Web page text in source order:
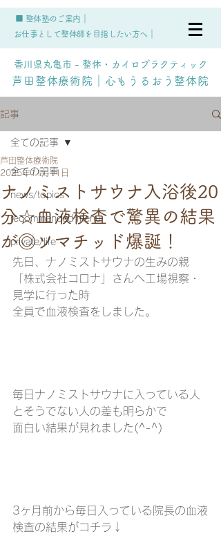
■ 整体塾のご案内｜
お仕事として整体師を目指したい方へ｜
香川県丸亀市 - 整体・カイロプラクティック
芦田整体療術院｜心もうるおう整体院
記事
全ての記事
news/topics
recommended menu
private/life
全ての記事
ナノミストサウナ入浴後20
分☆血液検査で驚異の結果
が◎ソマチッド爆誕！
芦田整体療術院
2025年11月11日
先日、ナノミストサウナの生みの親
「株式会社コロナ」さんへ工場視察・
見学に行った時
全員で血液検査をしました。
毎日ナノミストサウナに入っている人
とそうでない人の差も明らかで
面白い結果が見れました(^-^)
3ヶ月前から毎日入っている院長の血液
検査の結果がコチラ↓